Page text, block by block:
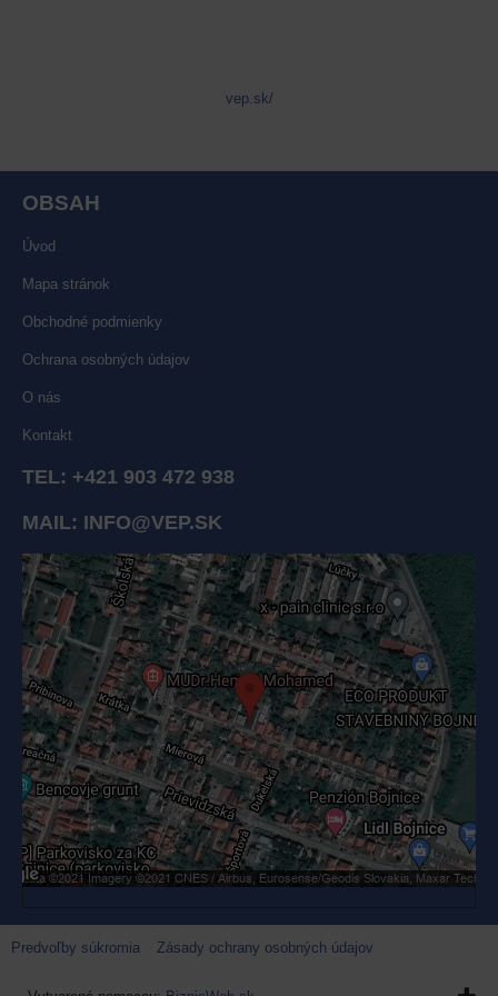
vep.sk/
OBSAH
Úvod
Mapa stránok
Obchodné podmienky
Ochrana osobných údajov
O nás
Kontakt
TEL: +421 903 472 938
MAIL: INFO@VEP.SK
Externý obsah je blokovaný Voľbami súkromia
Prajete si načítať externý obsah?
Povoliť tentokrát
Povoliť a zapamätať - súhlas s druhom cookie: Funkčné
Otvoriť obsah v novom okne
Predvoľby súkromia Zásady ochrany osobných údajov